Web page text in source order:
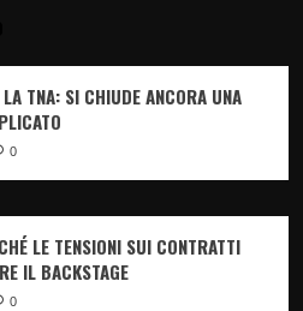
TNA: SI CHIUDE ANCORA UNA
0
LE TENSIONI SUI CONTRATTI
IL BACKSTAGE
0